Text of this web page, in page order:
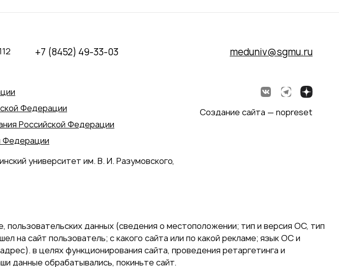
+7 (8452) 49-33-03 meduniv@sgmu.ru
Федерации
Российской Федерации
Федерации
университет им. В. И. Разумовского,
Создание сайта — nopreset
пользовательских данных (сведения о местоположении; тип и версия ОС, тип
на сайт пользователь; с какого сайта или по какой рекламе; язык ОС и
в целях функционирования сайта, проведения ретаргетинга и
данные обрабатывались, покиньте сайт.